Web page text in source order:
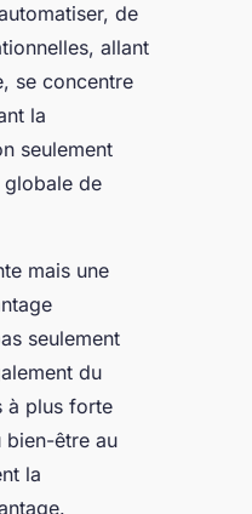
de
allant
se concentre
la
seulement
de
mais une
seulement
du
à plus forte
bien-être au
la